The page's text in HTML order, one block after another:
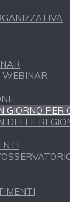
WEBINAR
GIORNO PER
DELLE